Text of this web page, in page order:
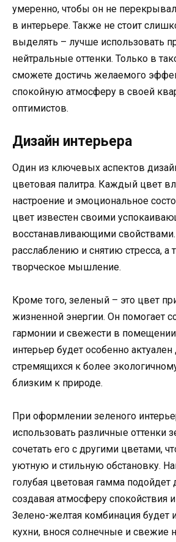
умеренно, чтобы он не
в интерьере. Также не стоит
выделять – лучше использовать
нейтральные оттенки. Только в
сможете достичь желаемого
спокойную атмосферу в своей
оптимистов.
Дизайн интерьера
Один из ключевых аспектов
цветовая палитра. Каждый цвет
настроение и эмоциональное
цвет известен своими
восстанавливающими свойствами.
расслаблению и снятию стресса, а
творческое мышление.
Кроме того, зеленый – это цвет
жизненной энергии. Он помогает
гармонии и свежести в
интерьер будет особенно
стремящихся к более
близким к природе.
При оформлении зеленого
использовать различные оттенки
сочетать его с другими цветами,
уютную и стильную обстановку.
голубая цветовая гамма подойдет
создавая атмосферу спокойствия
Зелено-желтая комбинация будет
кухни, внося солнечные и свежие